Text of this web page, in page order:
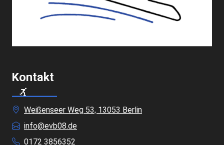
Kontakt
Weißenseer Weg 53, 13053 Berlin
info@evb08.de
0172 3856352